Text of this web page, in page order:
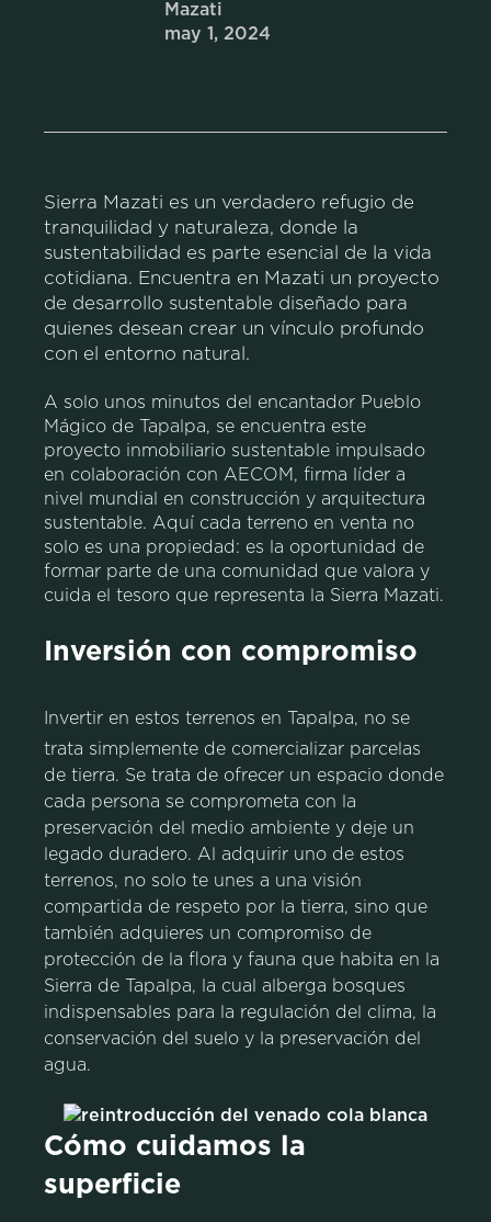
Mazati
may 1, 2024
Sierra Mazati es un verdadero refugio de
tranquilidad y naturaleza, donde la
sustentabilidad es parte esencial de la vida
cotidiana. Encuentra en Mazati un proyecto
de desarrollo sustentable diseñado para
quienes desean crear un vínculo profundo
con el entorno natural.
A solo unos minutos del encantador Pueblo
Mágico de Tapalpa, se encuentra este
proyecto inmobiliario sustentable impulsado
en colaboración con AECOM, firma líder a
nivel mundial en construcción y arquitectura
sustentable. Aquí cada terreno en venta no
solo es una propiedad: es la oportunidad de
formar parte de una comunidad que valora y
cuida el tesoro que representa la Sierra Mazati.
Inversión con compromiso
Invertir en estos terrenos en Tapalpa, no se
trata simplemente de comercializar parcelas
de tierra. Se trata de ofrecer un espacio donde
cada persona se comprometa con la
preservación del medio ambiente y deje un
legado duradero. Al adquirir uno de estos
terrenos, no solo te unes a una visión
compartida de respeto por la tierra, sino que
tambiénadquieres un compromiso de
protección de la flora y fauna que habita en la
Sierra de Tapalpa, la cual alberga bosques
indispensables para la regulación del clima, la
conservación del suelo y la preservación del
agua.
Cómo cuidamos la
superficie